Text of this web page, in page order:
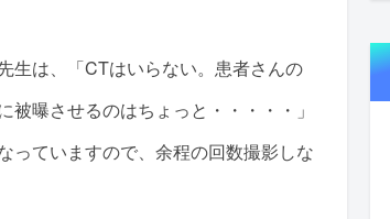
生は、「CTはいらない。患者さんの
曝させるのはちょっと・・・・・」
っていますので、余程の回数撮影しな